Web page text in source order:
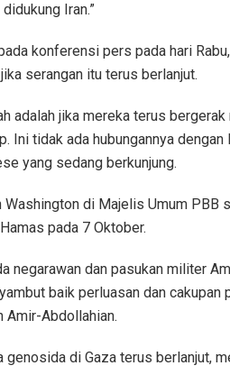
Iran.”
konferensi pers pada hari
serangan itu terus berlanjut.
adalah jika mereka terus
Ini tidak ada hubungannya
yang sedang berkunjung.
Washington di Majelis Umum PBB
pada 7 Oktober.
negarawan dan pasukan militer
baik perluasan dan cakupan
Amir-Abdollahian.
genosida di Gaza terus berlanjut,